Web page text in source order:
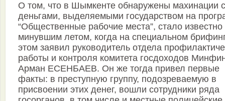
О том, что в Шымкенте обнаружены махинации с
деньгами, выделяемыми государством на
“Общественные рабочие места”, стало
минувшим летом, когда на специальном
этом заявил руководитель отдела
работы и контроля комитета госдоходов
Арман ЕСЕНБАЕВ. Он же тогда привел первые
факты: в преступную группу, подозреваемую в
присвоении этих денег, вошли сотрудники ряда